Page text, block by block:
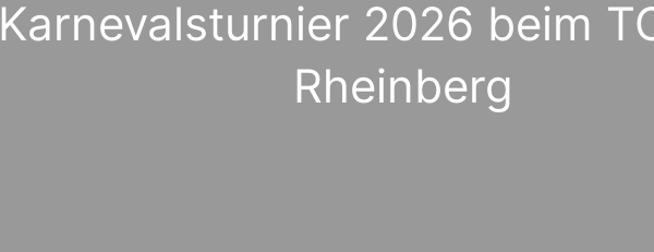
Karnevalsturnier 2026 beim
Rheinberg